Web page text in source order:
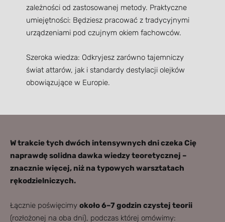
zależności od zastosowanej metody. Praktyczne
umiejętności: Będziesz pracować z tradycyjnymi
urządzeniami pod czujnym okiem fachowców.
Szeroka wiedza: Odkryjesz zarówno tajemniczy
świat attarów, jak i standardy destylacji olejków
obowiązujące w Europie.
W trakcie tych dwóch intensywnych dni czeka Cię
naprawdę solidna dawka wiedzy teoretycznej –
znacznie więcej, niż na typowych warsztatach
rękodzielniczych.
Łącznie poświęcimy około 6–7 godzin czystej teorii
(rozłożonej na oba dni), podczas której omówimy: